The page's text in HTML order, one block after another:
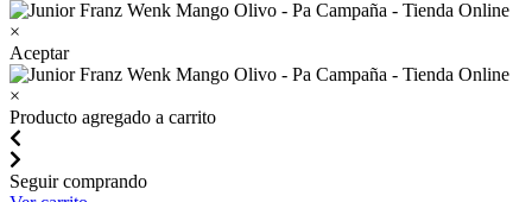
×
Aceptar
×
Producto agregado a carrito
Seguir comprando